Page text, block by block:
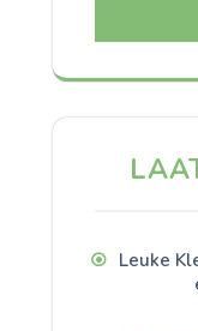
Leuke